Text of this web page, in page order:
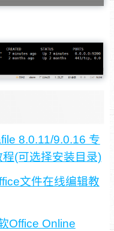
8.0.11/9.0.16 专
(可选择安装目录)
文件在线编辑教
Office Online